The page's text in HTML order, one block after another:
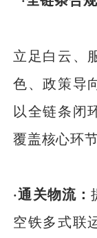
立足白云、
色、政策导
以全链条闭
覆盖核心环
·通关物流：
空铁多式联